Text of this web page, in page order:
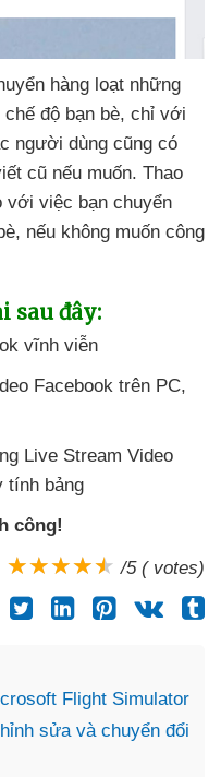
hàng loạt những
độ bạn bè, chỉ với
người dùng cũng có
cũ nếu muốn. Thao
với việc bạn chuyển
, nếu không muốn công
sau đây:
vĩnh viễn
Facebook trên PC,
Live Stream Video
tính bảng
công!
/5 ( votes)
Flight Simulator
sửa và chuyển đổi